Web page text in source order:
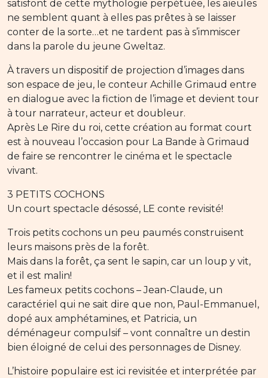
satisfont de cette mythologie perpétuée, les aïeules
ne semblent quant à elles pas prêtes à se laisser
conter de la sorte…et ne tardent pas à s’immiscer
dans la parole du jeune Gweltaz.
À travers un dispositif de projection d’images dans
son espace de jeu, le conteur Achille Grimaud entre
en dialogue avec la fiction de l’image et devient tour
à tour narrateur, acteur et doubleur.
Après Le Rire du roi, cette création au format court
est à nouveau l’occasion pour La Bande à Grimaud
de faire se rencontrer le cinéma et le spectacle
vivant.
3 PETITS COCHONS
Un court spectacle désossé, LE conte revisité!
Trois petits cochons un peu paumés construisent
leurs maisons près de la forêt.
Mais dans la forêt, ça sent le sapin, car un loup y vit,
et il est malin!
Les fameux petits cochons – Jean-Claude, un
caractériel qui ne sait dire que non, Paul-Emmanuel,
dopé aux amphétamines, et Patricia, un
déménageur compulsif – vont connaître un destin
bien éloigné de celui des personnages de Disney.
L’histoire populaire est ici revisitée et interprétée par